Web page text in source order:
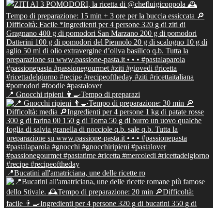
📍 Gnocchi ripieni 👨‍🍳Tempo di preparazi
📍Bucatini all'amatriciana, une delle ricette ro